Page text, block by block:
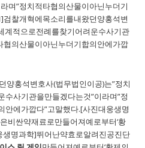
며”정치적타협의산물이아닌누더기
찰개혁에목소리를내왔던양홍석변
계적으로전례를찾기어려운수사기관
협의산물이아닌누더기합의안에가깝
양홍석변호사(법무법인이공)는”정치
사기관을만들겠다는것”이라며”정
에가깝다”고말했다.[사진대웅생명
비싼약재료로만들어져예로부터‘황
생명과학]뛰어난약효로알려진공진단